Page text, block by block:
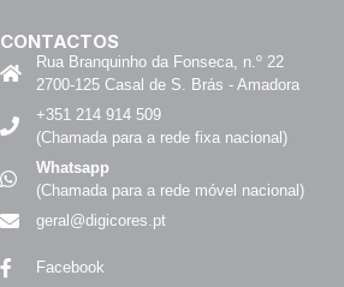
CONTACTOS
Rua Branquinho da Fonseca, n.º 22
2700-125 Casal de S. Brás - Amadora
+351 214 914 509
(Chamada para a rede fixa nacional)
Whatsapp
(Chamada para a rede móvel nacional)
geral@digicores.pt
Facebook